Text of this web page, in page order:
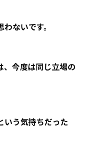
ないです。
、今度は同じ立場の
いう気持ちだった